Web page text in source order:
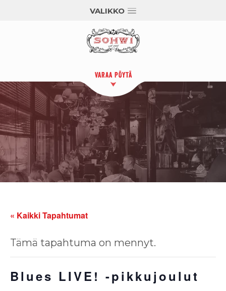
VALIKKO
VARAA PÖYTÄ
« Kaikki Tapahtumat
Tämä tapahtuma on mennyt.
Blues LIVE! -pikkujoulut